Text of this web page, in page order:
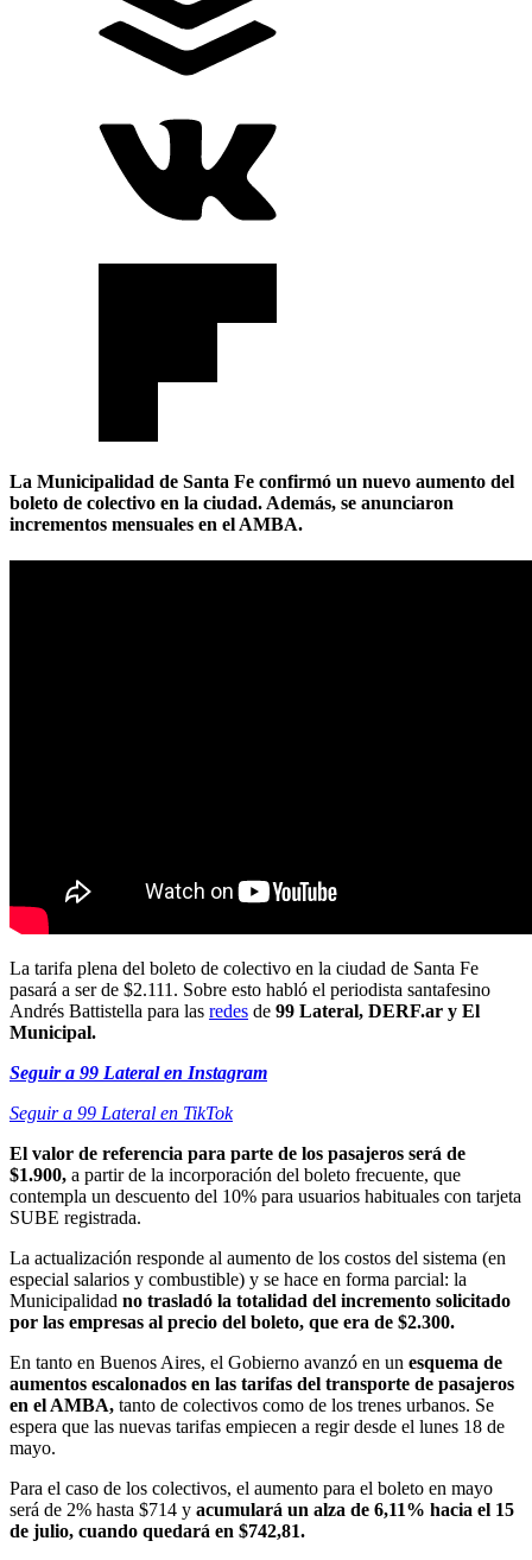
La Municipalidad de Santa Fe confirmó un nuevo aumento del
boleto de colectivo en la ciudad. Además, se anunciaron
incrementos mensuales en el AMBA.
La tarifa plena del boleto de colectivo en la ciudad de Santa Fe
pasará a ser de $2.111. Sobre esto habló el periodista santafesino
Andrés Battistella para las redes de 99 Lateral, DERF.ar y El
Municipal.
Seguir a 99 Lateral en Instagram
Seguir a 99 Lateral en TikTok
El valor de referencia para parte de los pasajeros será de
$1.900, a partir de la incorporación del boleto frecuente, que
contempla un descuento del 10% para usuarios habituales con tarjeta
SUBE registrada.
La actualización responde al aumento de los costos del sistema (en
especial salarios y combustible) y se hace en forma parcial: la
Municipalidad no trasladó la totalidad del incremento solicitado
por las empresas al precio del boleto, que era de $2.300.
En tanto en Buenos Aires, el Gobierno avanzó en un esquema de
aumentos escalonados en las tarifas del transporte de pasajeros
en el AMBA, tanto de colectivos como de los trenes urbanos. Se
espera que las nuevas tarifas empiecen a regir desde el lunes 18 de
mayo.
Para el caso de los colectivos, el aumento para el boleto en mayo
será de 2% hasta $714 y acumulará un alza de 6,11% hacia el 15
de julio, cuando quedará en $742,81.